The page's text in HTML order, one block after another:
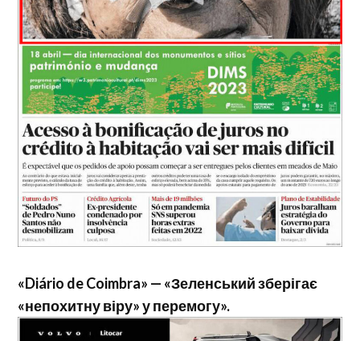
«Diário de Coimbra» — «Зеленський зберігає
«непохитну віру» у перемогу».